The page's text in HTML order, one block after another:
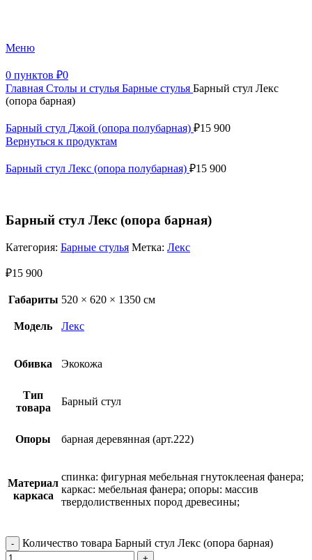
Меню
0 пунктов ₽0
Главная Столы и стулья Барные стулья Барный стул Лекс
(опора барная)
Барный стул Джой (опора полубарная) ₽15 900
Вернуться к продуктам
Барный стул Лекс (опора полубарная) ₽15 900
Барный стул Лекс (опора барная)
Категория: Барные стулья Метка: Лекс
₽15 900
Габариты 520 × 620 × 1350 см
Модель Лекс
Обивка Экокожа
Тип
товара
Барный стул
Опоры барная деревянная (арт.222)
Материал
каркаса
спинка: фигурная мебельная гнутоклееная фанера;
каркас: мебельная фанера; опоры: массив
твердолиственных пород древесины;
Количество товара Барный стул Лекс (опора барная)